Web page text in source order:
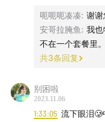
呃呃呃凑凑: 谢
安哥拉腌鱼 : 我
不在一个套餐里。
共3条回复
别困啦
2023.11.06
1:33:05 流下眼泪🥲